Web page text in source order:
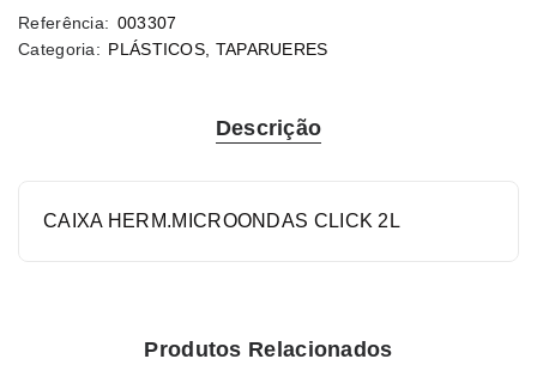
Referência: 003307
Categoria: PLÁSTICOS TAPARUERES
Descrição
CAIXA HERM.MICROONDAS CLICK 2L
Produtos Relacionados